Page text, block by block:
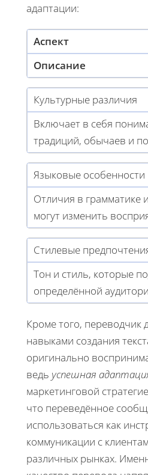
адаптации:
Аспект
Описание
Культурные различия
Включает в себя
традиций, обычаев и
Языковые особенности
Отличия в грамматике
могут изменить
Стилевые
Тон и стиль, которые
определённой
Кроме того, переводчик
навыками создания
оригинально
ведь успешная
маркетинговой
что переведённое
использоваться как
коммуникации с
различных рынках.